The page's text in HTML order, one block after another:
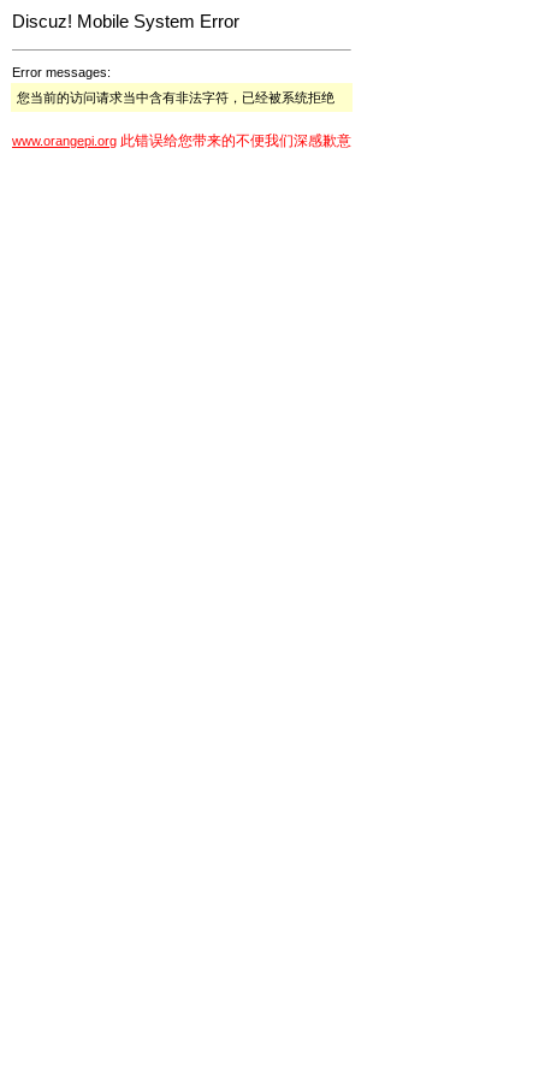
Discuz! Mobile System Error
Error messages:
您当前的访问请求当中含有非法字符，已经被系统拒绝
www.orangepi.org 此错误给您带来的不便我们深感歉意